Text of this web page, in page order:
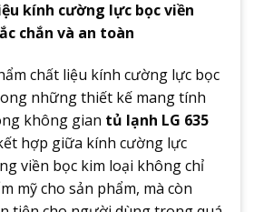
kính cường lực bọc viền
chắn và an toàn
chất liệu kính cường lực bọc
những thiết kế mang tính
không gian tủ lạnh LG 635
hợp giữa kính cường lực
viền bọc kim loại không chỉ
mỹ cho sản phẩm, mà còn